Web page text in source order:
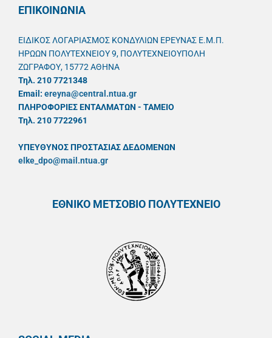
ΕΠΙΚΟΙΝΩΝΙΑ
ΕΙΔΙΚΟΣ ΛΟΓΑΡΙΑΣΜΟΣ ΚΟΝΔΥΛΙΩΝ ΕΡΕΥΝΑΣ Ε.Μ.Π.
ΗΡΩΩΝ ΠΟΛΥΤΕΧΝΕΙΟΥ 9, ΠΟΛΥΤΕΧΝΕΙΟΥΠΟΛΗ
ΖΩΓΡΑΦΟΥ, 15772 ΑΘΗΝΑ
Τηλ. 210 7721348
Email: ereyna@central.ntua.gr
ΠΛΗΡΟΦΟΡΙΕΣ ΕΝΤΑΛΜΑΤΩΝ - ΤΑΜΕΙΟ
Τηλ. 210 7722961
ΥΠΕΥΘYΝΟΣ ΠΡΟΣΤΑΣΙΑΣ ΔΕΔΟΜΕΝΩΝ
elke_dpo@mail.ntua.gr
ΕΘΝΙΚΟ ΜΕΤΣΟΒΙΟ ΠΟΛΥΤΕΧΝΕΙΟ